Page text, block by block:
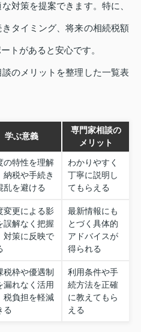
対策を提案できます。特に、
タイミング、将来の相続税額
トがあると安心です。
のメリットを整理した一覧表
学ぶ意義
専門家相談の
メリット
の特性を理解
納税や手続き
乱を避ける
わかりやすく
丁寧に説明し
てもらえる
変更による影
誤解なく把握
対策に反映で
最新情報にも
とづく具体的
アドバイスが
得られる
税枠や優遇制
漏れなく活用
税負担を軽減
る
利用条件や手
続方法を正確
に教えてもら
える